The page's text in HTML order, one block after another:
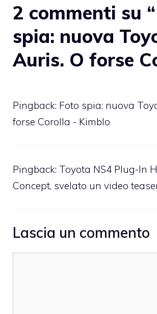
2 commenti su
spia: nuova
Auris. O forse
Pingback: Foto spia: nuova
forse Corolla - Kimblo
Pingback: Toyota NS4 Plug-In
Concept, svelato un video
Lascia un commento